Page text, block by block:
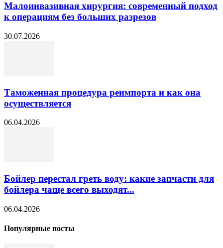
Малоинвазивная хирургия: современный подход
к операциям без больших разрезов
30.07.2026
Таможенная процедура реимпорта и как она
осуществляется
06.04.2026
Бойлер перестал греть воду: какие запчасти для
бойлера чаще всего выходят...
06.04.2026
Популярные посты